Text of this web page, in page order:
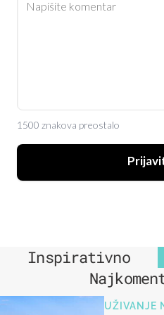
1500 znakova preostalo
Inspirativno
UŽIVANJE